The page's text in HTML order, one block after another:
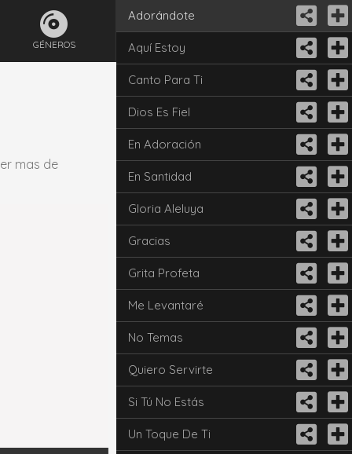
GÉNEROS
mas de
Adorándote
Aquí Estoy
Canto Para Ti
Dios Es Fiel
En Adoración
En Santidad
Gloria Aleluya
Gracias
Grita Profeta
Me Levantaré
No Temas
Quiero Servirte
Si Tú No Estás
Un Toque De Ti